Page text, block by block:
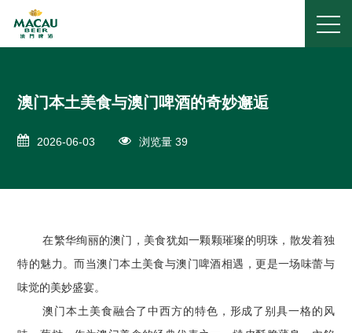
澳门本土美食与澳门啤酒的奇妙邂逅
2026-06-03 浏览量 39
在繁华绚丽的澳门，美食犹如一颗颗璀璨的明珠，散发着独
特的魅力。而当澳门本土美食与澳门啤酒相遇，更是一场味蕾与
味觉的美妙盛宴。
澳门本土美食融合了中西方的特色，形成了别具一格的风